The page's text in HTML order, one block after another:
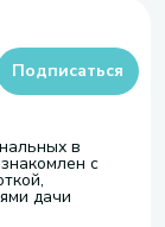
в
с
дачи
Подписаться